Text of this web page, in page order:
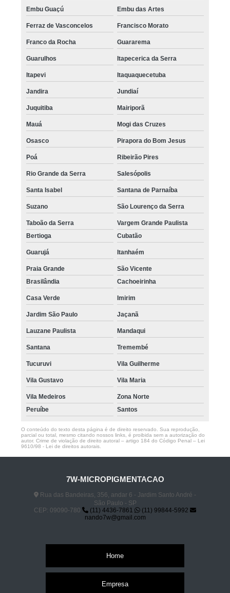
Embu Guaçú Embu das Artes
Ferraz de Vasconcelos Francisco Morato
Franco da Rocha Guararema
Guarulhos Itapecerica da Serra
Itapevi Itaquaquecetuba
Jandira Jundiaí
Juquitiba Mairiporã
Mauá Mogi das Cruzes
Osasco Pirapora do Bom Jesus
Poá Ribeirão Pires
Rio Grande da Serra Salesópolis
Santa Isabel Santana de Parnaíba
Suzano São Lourenço da Serra
Taboão da Serra
Vargem Grande Paulista
Bertioga
Cubatão
Guarujá Itanhaém
Praia Grande
São Vicente
Brasilândia
Cachoeirinha
Casa Verde Imirim
Jardim São Paulo Jaçanã
Lauzane Paulista Mandaqui
Santana Tremembé
Tucuruvi Vila Guilherme
Vila Gustavo Vila Maria
Vila Medeiros
Zona Norte
Peruíbe
Santos
O conteúdo do texto desta página é de direito reservado. Sua reprodução,
parcial ou total, mesmo citando nossos links, é proibida sem a autorização do
autor. Crime de violação de direito autoral – artigo 184 do Código Penal – Lei
9610/98 - Lei de direitos autorais
7W-MICROPIGMENTACAO
Rua das Bandeiras, 356, andar 6 - Jardim Santo André -
São Paulo - SP
CEP: 09090-780
(11) 4436-7861
(11) 99844-5992
nando7w@gmail.com
Home
Empresa